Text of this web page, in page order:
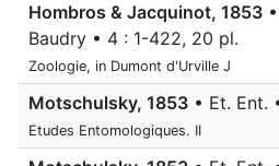
Hombros & Jacquinot, 1853
Baudry • 4 : 1-422, 20 pl.
Zoologie, in Dumont d'Urville J
Motschulsky, 1853 • Et. Ent.
Etudes Entomologiques. II